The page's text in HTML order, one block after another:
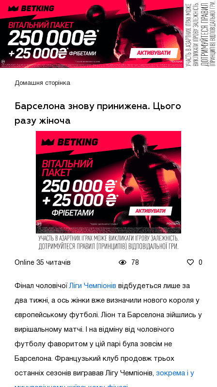
Домашня сторінка
Барселона знову принижена. Цього
разу жіноча
Online 35 читачів 78 0
Фінал чоловічої Ліги Чемпіонів відбудеться лише за
два тижні, а ось жінки вже визначили нового короля у
європейському футболі. Ліон та Барселона зійшлись у
вирішальному матчі. І на відміну від чоловічого
футболу фаворитом у цій парі була зовсім не
Барселона. Французький клуб продовж трьох
останніх сезонів вигравав Лігу Чемпіонів, зокрема і у